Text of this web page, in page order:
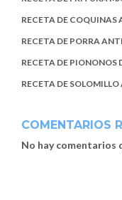
RECETA DE
RECETA DE PORRA
RECETA DE
RECETA DE
COMENTARIOS
No hay comentarios